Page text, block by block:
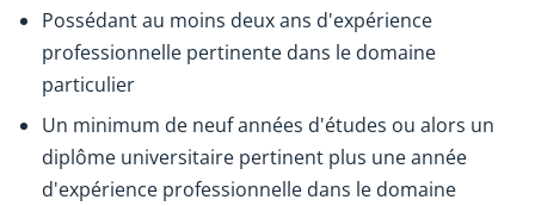
Possédant au moins deux ans d'expérience
professionnelle pertinente dans le domaine
particulier
Un minimum de neuf années d'études ou alors un
diplôme universitaire pertinent plus une année
d'expérience professionnelle dans le domaine